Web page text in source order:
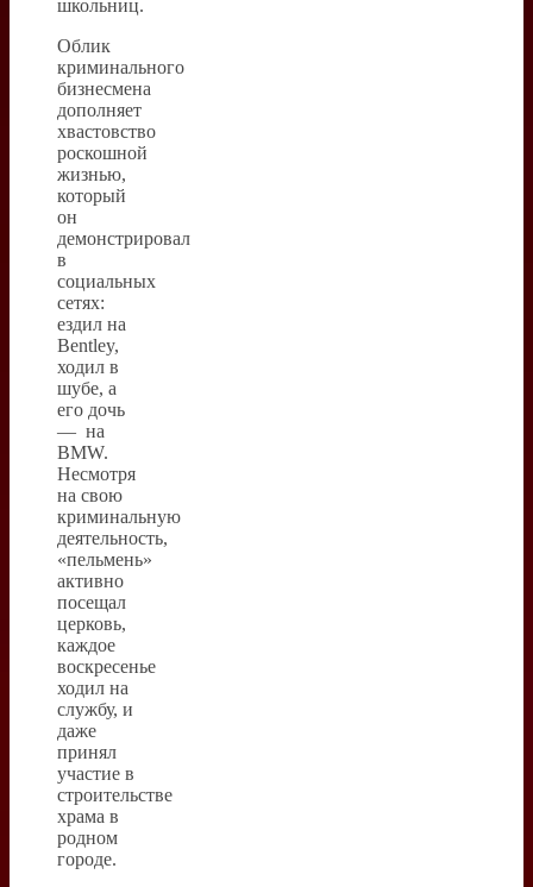
школьниц.
Облик
криминального
бизнесмена
дополняет
хвастовство
роскошной
жизнью,
который
он
демонстрировал
в
социальных
сетях:
ездил на
Bentley,
ходил в
шубе, а
его дочь
— на
BMW.
Несмотря
на свою
криминальную
деятельность,
«пельмень»
активно
посещал
церковь,
каждое
воскресенье
ходил на
службу, и
даже
принял
участие в
строительстве
храма в
родном
городе.